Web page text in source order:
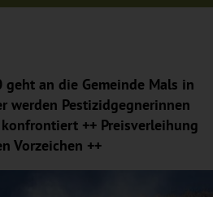
geht an die Gemeinde Mals in
werden Pestizidgegnerinnen
++ Preisverleihung
Vorzeichen ++